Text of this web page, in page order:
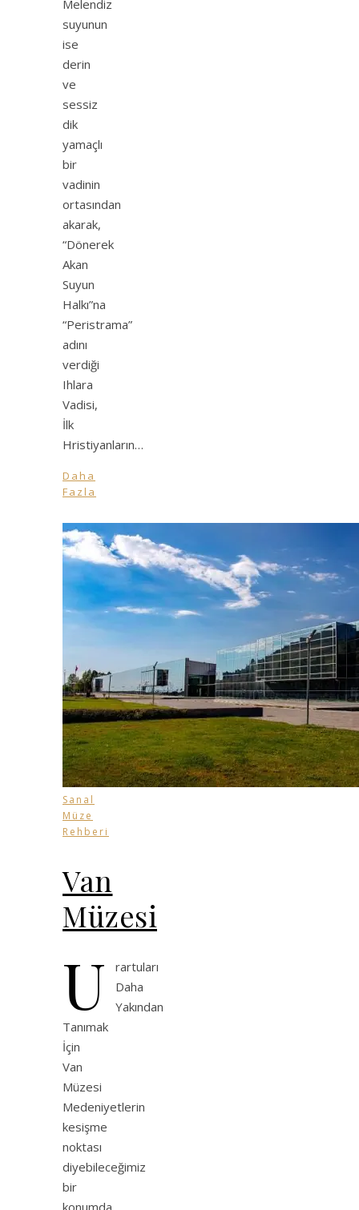
Melendiz
suyunun
ise
derin
ve
sessiz
dik
yamaçlı
bir
vadinin
ortasından
akarak,
“Dönerek
Akan
Suyun
Halkı”na
“Peristrama”
adını
verdiği
Ihlara
Vadisi,
İlk
Hristiyanların…
Daha
Fazla
Sanal
Müze
Rehberi
Van
Müzesi
U
rartuları
Daha
Yakından
Tanımak
İçin
Van
Müzesi
Medeniyetlerin
kesişme
noktası
diyebileceğimiz
bir
konumda